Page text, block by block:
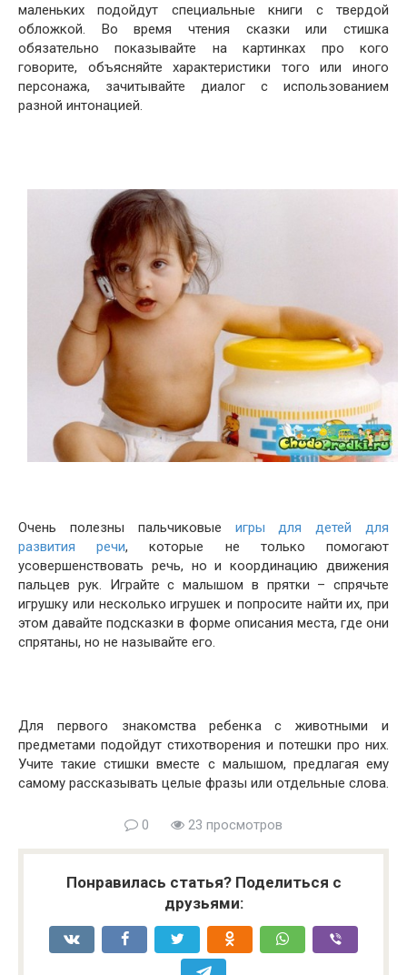
маленьких подойдут специальные книги с твердой
обложкой. Во время чтения сказки или стишка
обязательно показывайте на картинках про кого
говорите, объясняйте характеристики того или иного
персонажа, зачитывайте диалог с использованием
разной интонацией.
Очень полезны пальчиковые игры для детей для
развития речи, которые не только помогают
усовершенствовать речь, но и координацию движения
пальцев рук. Играйте с малышом в прятки – спрячьте
игрушку или несколько игрушек и попросите найти их, при
этом давайте подсказки в форме описания места, где они
спрятаны, но не называйте его.
Для первого знакомства ребенка с животными и
предметами подойдут стихотворения и потешки про них.
Учите такие стишки вместе с малышом, предлагая ему
самому рассказывать целые фразы или отдельные слова.
0 23 просмотров
Понравилась статья? Поделиться с
друзьями: